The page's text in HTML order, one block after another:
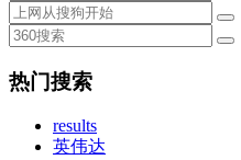
热门搜索
results
英伟达